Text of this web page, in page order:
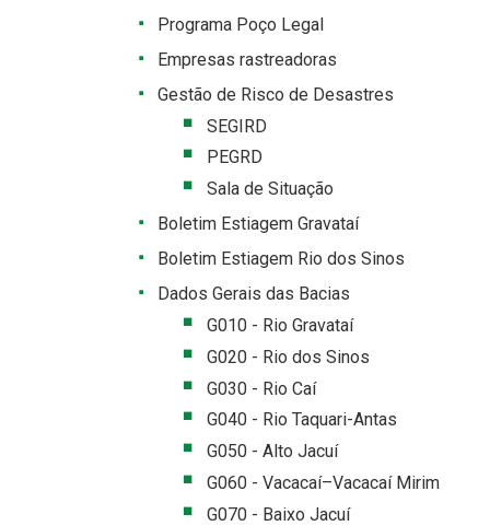
Programa Poço Legal
Empresas rastreadoras
Gestão de Risco de Desastres
SEGIRD
PEGRD
Sala de Situação
Boletim Estiagem Gravataí
Boletim Estiagem Rio dos Sinos
Dados Gerais das Bacias
G010 - Rio Gravataí
G020 - Rio dos Sinos
G030 - Rio Caí
G040 - Rio Taquari-Antas
G050 - Alto Jacuí
G060 - Vacacaí–Vacacaí Mirim
G070 - Baixo Jacuí